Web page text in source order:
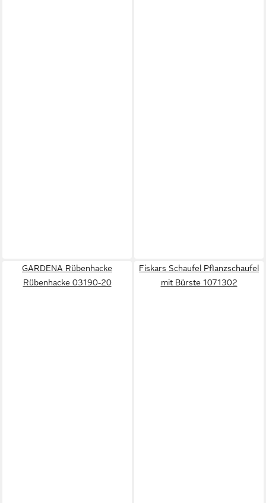
GARDENA Rübenhacke
Rübenhacke 03190-20
Fiskars Schaufel Pflanzschaufel
mit Bürste 1071302